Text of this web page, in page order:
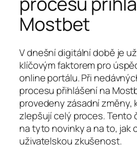
Mostbet
V dnešní digitální době je
klíčovým faktorem pro
online portálu. Při
procesu přihlášení na
provedeny zásadní změny,
zlepšují celý proces. Tento
na tyto novinky a na to, jak
uživatelskou zkušenost.